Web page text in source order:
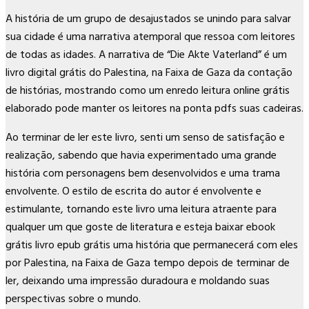
A história de um grupo de desajustados se unindo para salvar
sua cidade é uma narrativa atemporal que ressoa com leitores
de todas as idades. A narrativa de “Die Akte Vaterland” é um
livro digital grátis do Palestina, na Faixa de Gaza da contação
de histórias, mostrando como um enredo leitura online grátis
elaborado pode manter os leitores na ponta pdfs suas cadeiras.
Ao terminar de ler este livro, senti um senso de satisfação e
realização, sabendo que havia experimentado uma grande
história com personagens bem desenvolvidos e uma trama
envolvente. O estilo de escrita do autor é envolvente e
estimulante, tornando este livro uma leitura atraente para
qualquer um que goste de literatura e esteja baixar ebook
grátis livro epub grátis uma história que permanecerá com eles
por Palestina, na Faixa de Gaza tempo depois de terminar de
ler, deixando uma impressão duradoura e moldando suas
perspectivas sobre o mundo.